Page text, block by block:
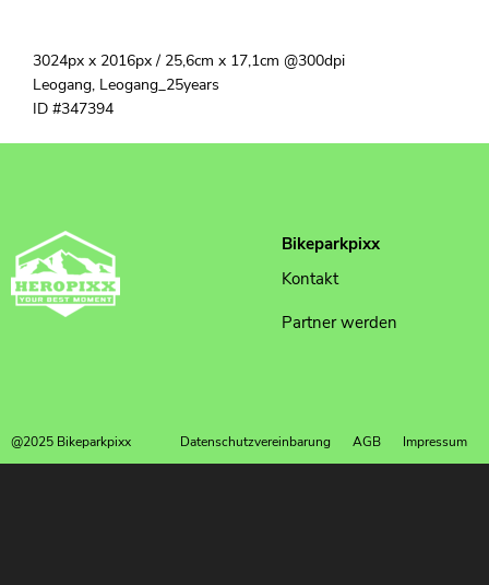
3024px x 2016px / 25,6cm x 17,1cm @300dpi
Leogang, Leogang_25years
ID #347394
Bikeparkpixx
Kontakt
Partner werden
@2025 Bikeparkpixx Datenschutzvereinbarung AGB Impressum